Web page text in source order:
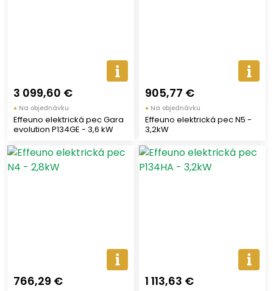
3 099,60 €
● Na objednávku
Effeuno elektrická pec Gara
evolution P134GE - 3,6 kW
905,77 €
● Na objednávku
Effeuno elektrická pec N5 -
3,2kW
766,29 € 1 113,63 €